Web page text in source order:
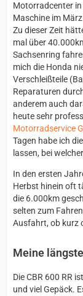
Motorradcenter
Maschine im
Zu dieser Zeit
mal über
Sachsenring
mich die Honda
Verschleißteile
Reparaturen
anderem auch
heute sehr
Motorradservice
Tagen habe ich
lassen, bei
In den ersten
Herbst hinein oft
die 6.000km
selten zum
Ausfahrt, ob kurz
Meine
Die CBR 600 RR
und viel Gepäck.